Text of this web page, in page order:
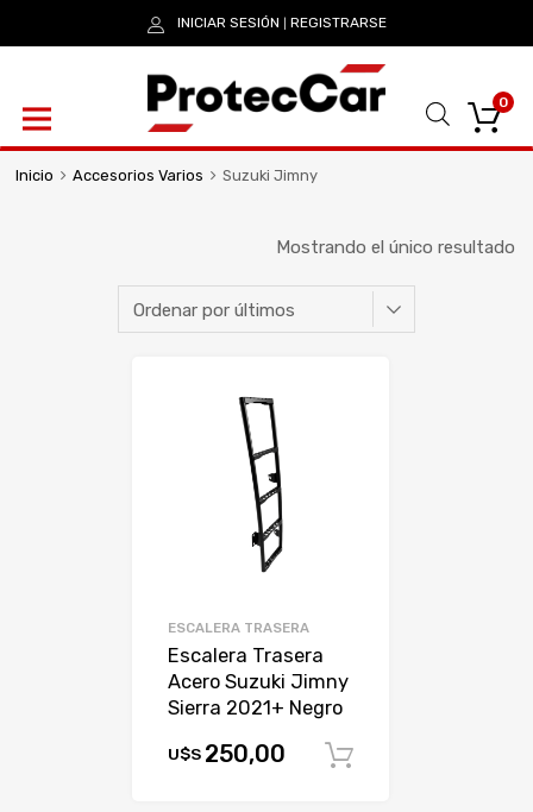
INICIAR SESIÓN REGISTRARSE
0
Inicio Accesorios Varios Suzuki Jimny
Mostrando el único resultado
ESCALERA TRASERA
Escalera Trasera
Acero Suzuki Jimny
Sierra 2021+ Negro
U$S 250,00